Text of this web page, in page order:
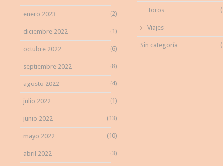
enero 2023 (2)
diciembre 2022 (1)
octubre 2022 (6)
septiembre 2022 (8)
agosto 2022 (4)
julio 2022 (1)
junio 2022 (13)
mayo 2022 (10)
abril 2022 (3)
Toros
Viajes
Sin categoría